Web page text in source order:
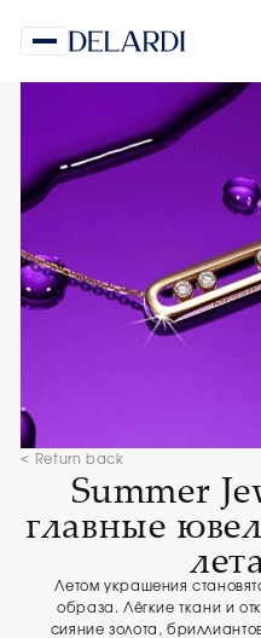
< Return back
Summer
главные
Летом украшения
образа. Лёгкие ткани и
сияние золота,